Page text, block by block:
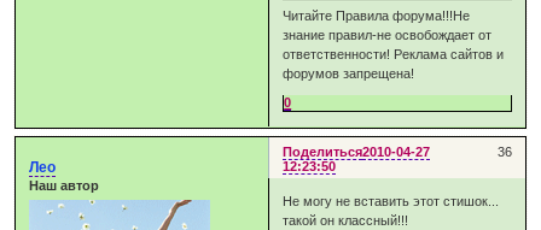
Читайте Правила форума!!!Не
знание правил-не освобождает от
ответственности! Реклама сайтов и
форумов запрещена!
0
Поделиться 36
2010-04-27
12:23:50
Лео
Наш автор
Не могу не вставить этот стишок...
такой он классный!!!